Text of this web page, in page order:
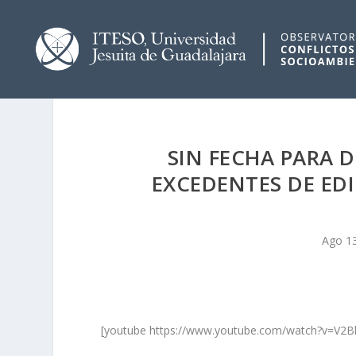
SIN FECHA PARA
EXCEDENTES DE
Ago
[youtube https://www.youtube.com/